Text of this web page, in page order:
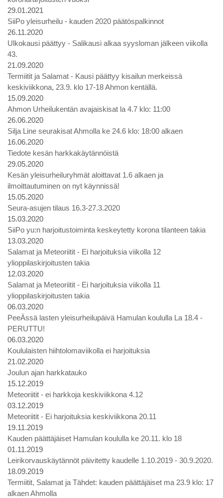
29.01.2021
SiiPo yleisurheilu - kauden 2020 päätöspalkinnot
26.11.2020
Ulkokausi päättyy - Salikausi alkaa syysloman jälkeen viikolla
43.
21.09.2020
Termiitit ja Salamat - Kausi päättyy kisailun merkeissä
keskiviikkona, 23.9. klo 17-18 Ahmon kentällä.
15.09.2020
Ahmon Urheilukentän avajaiskisat la 4.7 klo: 11:00
26.06.2020
Silja Line seurakisat Ahmolla ke 24.6 klo: 18:00 alkaen
16.06.2020
Tiedote kesän harkkakäytännöistä
29.05.2020
Kesän yleisurheiluryhmät aloittavat 1.6 alkaen ja
ilmoittautuminen on nyt käynnissä!
15.05.2020
Seura-asujen tilaus 16.3-27.3.2020
15.03.2020
SiiPo yu:n harjoitustoiminta keskeytetty korona tilanteen takia
13.03.2020
Salamat ja Meteoriitit - Ei harjoituksia viikolla 12
ylioppilaskirjoitusten takia
12.03.2020
Salamat ja Meteoriitit - Ei harjoituksia viikolla 11
ylioppilaskirjoitusten takia
06.03.2020
PeeÄssä lasten yleisurheilupäivä Hamulan koululla La 18.4 -
PERUTTU!
06.03.2020
Koululaisten hiihtolomaviikolla ei harjoituksia
21.02.2020
Joulun ajan harkkatauko
15.12.2019
Meteoriitit - ei harkkoja keskiviikkona 4.12
03.12.2019
Meteoriitit - Ei harjoituksia keskiviikkona 20.11
19.11.2019
Kauden päättäjäiset Hamulan koululla ke 20.11. klo 18
01.11.2019
Leirikorvauskäytännöt päivitetty kaudelle 1.10.2019 - 30.9.2020.
18.09.2019
Termiitit, Salamat ja Tähdet: kauden päättäjäiset ma 23.9 klo: 17
alkaen Ahmolla